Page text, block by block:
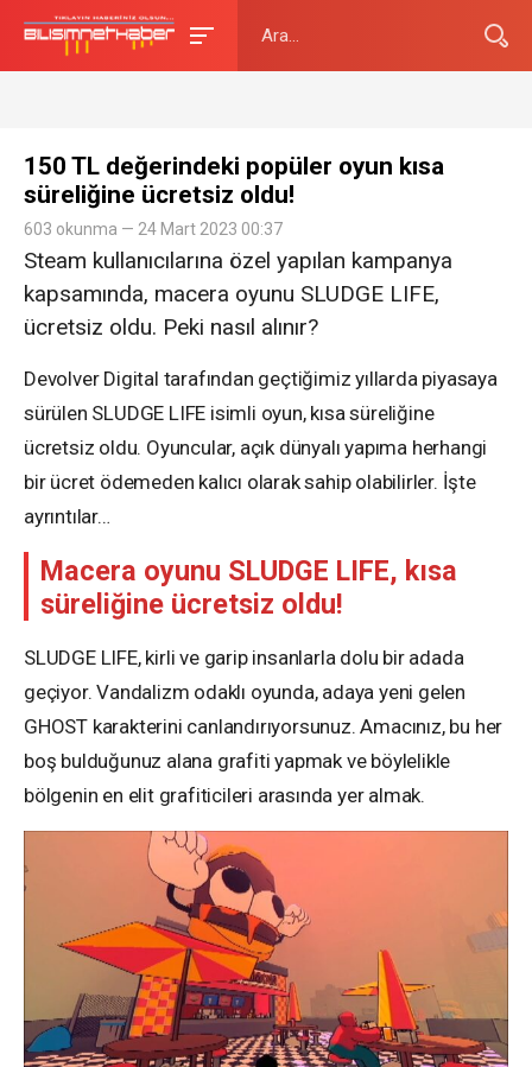
150 TL değerindeki popüler oyun kısa
süreliğine ücretsiz oldu!
603 okunma — 24 Mart 2023 00:37
Steam kullanıcılarına özel yapılan kampanya
kapsamında, macera oyunu SLUDGE LIFE,
ücretsiz oldu. Peki nasıl alınır?
Devolver Digital tarafından geçtiğimiz yıllarda piyasaya
sürülen SLUDGE LIFE isimli oyun, kısa süreliğine
ücretsiz oldu. Oyuncular, açık dünyalı yapıma herhangi
bir ücret ödemeden kalıcı olarak sahip olabilirler. İşte
ayrıntılar…
Macera oyunu SLUDGE LIFE, kısa
süreliğine ücretsiz oldu!
SLUDGE LIFE, kirli ve garip insanlarla dolu bir adada
geçiyor. Vandalizm odaklı oyunda, adaya yeni gelen
GHOST karakterini canlandırıyorsunuz. Amacınız, bu her
boş bulduğunuz alana grafiti yapmak ve böylelikle
bölgenin en elit grafiticileri arasında yer almak.